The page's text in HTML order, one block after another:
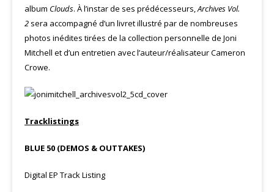
album Clouds. À l’instar de ses prédécesseurs,Archives Vol.
2 sera accompagné d’un livret illustré par de nombreuses
photos inédites tirées de la collection personnelle de Joni
Mitchell et d’un entretien avec l’auteur/réalisateur Cameron
Crowe.
Tracklistings
BLUE 50 (DEMOS & OUTTAKES)
Digital EP Track Listing